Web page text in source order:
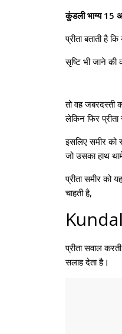
कुंडली भाग्य 15
प्रीता बताती है
सृष्टि भी जाने की
तो वह जबरदस्ती
लेकिन फिर प्रीता
इसलिए समीर को
जो उसका हाथ
प्रीता समीर को
चाहती है,
प्रीता सवाल
सलाह देता है।